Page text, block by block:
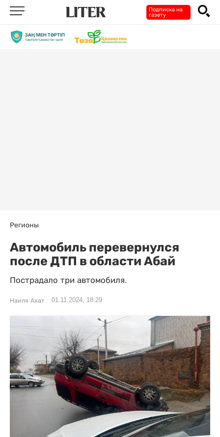
Подписка на
газету
Регионы
Автомобиль перевернулся
после ДТП в области Абай
Пострадало три автомобиля.
Наиля Ахат 01.11.2024, 18:29